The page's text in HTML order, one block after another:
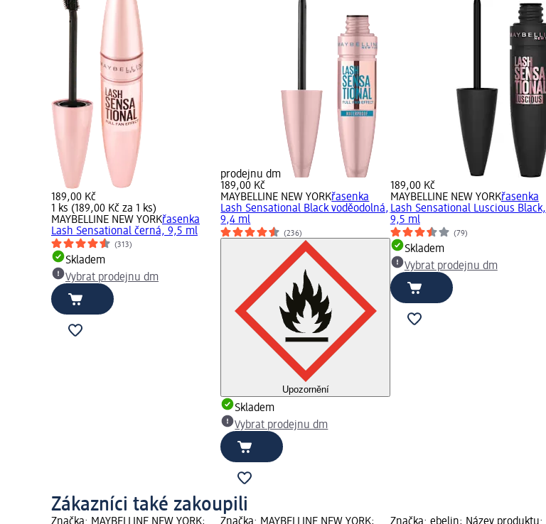
189,00 Kč
1 ks (189,00 Kč za 1 ks)
MAYBELLINE NEW YORKřasenka
Lash Sensational černá, 9,5 ml
(313)
Skladem
Vybrat prodejnu dm
prodejnu dm
189,00 Kč
MAYBELLINE NEW YORKřasenka
Lash Sensational Black voděodolná,
9,4 ml
(236)
Upozornění
Skladem
Vybrat prodejnu dm
189,00 Kč
MAYBELLINE NEW YORKřasenka
Lash Sensational Luscious Black,
9,5 ml
(79)
Skladem
Vybrat prodejnu dm
Zákazníci také zakoupili